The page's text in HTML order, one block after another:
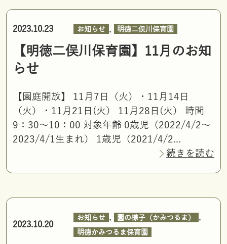
2023.10.23 お知らせ , 明徳二俣川保育園
【明徳二俣川保育園】11月のお知
らせ
【園庭開放】 11月7日（火）・11月14日
（火）・11月21日(火） 11月28日(火） 時間
9：30～10：00 対象年齢 0歳児（2022/4/2～
2023/4/1生まれ） 1歳児（2021/4/2...
続きを読む
2023.10.20
お知らせ , 園の様子（かみつるま） ,
明徳かみつるま保育園